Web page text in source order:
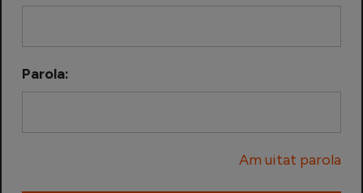
Echipa Națională
Parola:
Am uitat parola